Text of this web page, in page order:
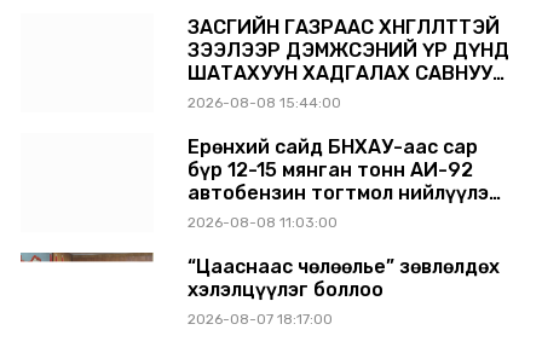
ЗАСГИЙН ГАЗРААС ХӨНГӨЛӨЛТТЭЙ
ЗЭЭЛЭЭР ДЭМЖСЭНИЙ ҮР ДҮНД
ШАТАХУУН ХАДГАЛАХ САВНУУД
ЭХНЭЭСЭЭ АШИГЛАЛТАД ОРЖ
2026-08-08 15:44:00
Ерөнхий сайд БНХАУ-аас сар
бүр 12-15 мянган тонн АИ-92
автобензин тогтмол нийлүүлэх
хүсэлт тавилаа
2026-08-08 11:03:00
“Цааснаас чөлөөлье” зөвлөлдөх
хэлэлцүүлэг боллоо
2026-08-07 18:17:00